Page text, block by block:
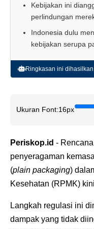
Kebijakan ini
perlindungan
Indonesia dulu
kebijakan serupa
Ringkasan ini
Ukuran Font:16px
Periskop.id -
penyeragaman
(plain packaging)
Kesehatan (RPMK)
Langkah regulasi ini
dampak yang tidak